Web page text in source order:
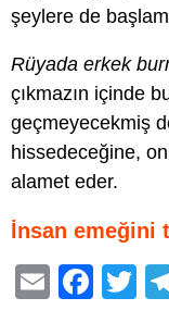
şeylere de
Rüyada erkek
çıkmazın içinde
geçmeyecekmiş
hissedeceğine,
alamet eder.
İnsan emeğini
E
F
T